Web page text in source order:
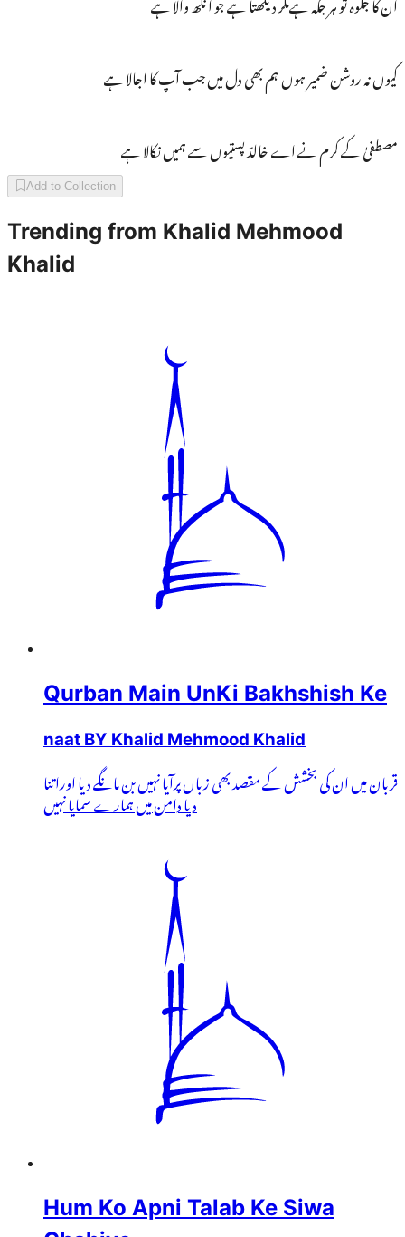
کیوں نہ روشن ضمیر ہوں ہم بھی دل میں جب آپ کا اجالا ہے
مصطفیٰ کے کرم نے اے خالدؔ پستیوں سے ہمیں نکالا ہے
Add to Collection
Trending from Khalid Mehmood
Khalid
Qurban Main UnKi Bakhshish Ke
naat BY Khalid Mehmood Khalid
قربان میں ان کی بخشش کے مقصد بھی زباں پرآیا نہیں بن مانگے دیا اوراتنا
دیا دامن میں ہمارے سمایا نہیں
Hum Ko Apni Talab Ke Siwa